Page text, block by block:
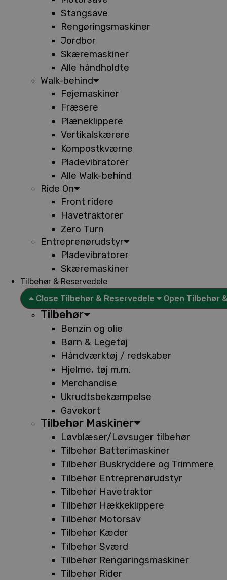
Stangsave
Rengøringsmaskiner
Jordbor
Skæremaskiner
Alle håndholdte
Walk-behind
Fejemaskiner
Fræsere
Plæneklippere
Vertikalskærere
Kompostkværne
Pladevibratorer
Alle Walk-behind
Ride On
Front ridere
Havetraktorer
Zero Turn
Entreprenørudstyr
Pladevibratorer
Skæremaskiner
Tilbehør & Reservedele
Close Tilbehør & Reservedele
Open Tilbehør
Tilbehør
Benzin og olie
Børn & Legetøj
Håndværktøj / redskaber
Hjelme, tøj m.m.
Merchandise
Ukrudtsbekæmpelse
Gavekort
Tilbehør Maskiner
Løvblæser/Løvsuger tilbehør
Tilbehør Batterimaskiner
Tilbehør Buskryddere og Trimmere
Tilbehør Entreprenørudstyr
Tilbehør Havetraktor
Tilbehør Hækkeklippere
Tilbehør Motorsav
Tilbehør Kæder
Tilbehør Sværd
Tilbehør Rengøringsmaskiner
Tilbehør Rider